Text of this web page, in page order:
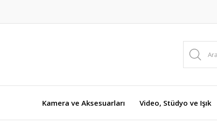
Kamera ve Aksesuarları Video, Stüdyo ve Işık